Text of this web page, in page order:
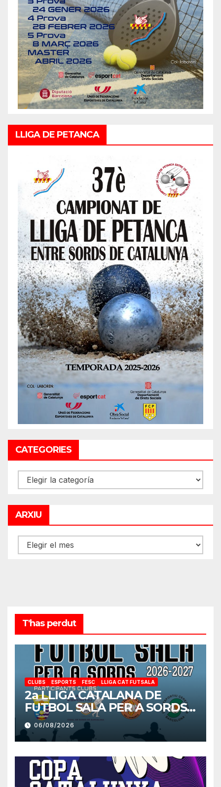
LLIGA DE PETANCA
CATEGORIES
CATEGORIES
ARXIU
ARXIU
T'has perdut
CLUBS ESPORTS FESC LLIGA CAT FUTSALA
2a LLIGA CATALANA DE
FUTBOL SALA PER A SORDS
2026-2027
06/08/2026